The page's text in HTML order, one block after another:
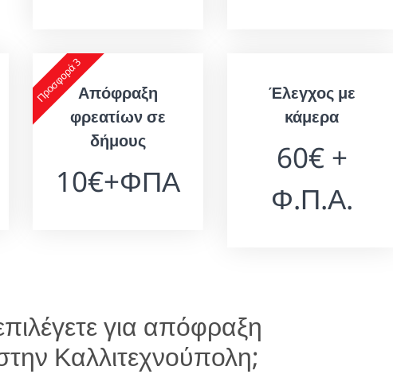
Προσφορά 3Απόφραξη
φρεατίων σε
δήμους
10€+ΦΠΑ
Έλεγχος με
κάμερα
60€ +
Φ.Π.Α.
για απόφραξη
Καλλιτεχνούπολη;